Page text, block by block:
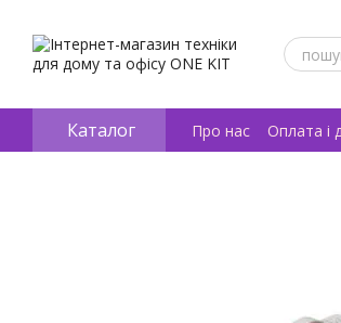
Каталог Про нас Оплата і
Відгуки про